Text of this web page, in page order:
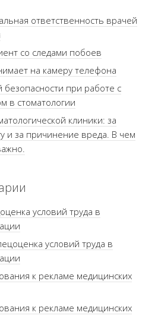
ответственность врачей
со следами побоев
на камеру телефона
при работе с
в стоматологии
клиники: за
и за причинение вреда. В чем
условий труда в
условий труда в
к рекламе медицинских
к рекламе медицинских